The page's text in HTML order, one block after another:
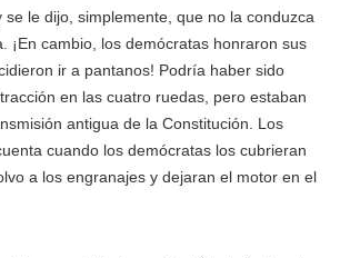
le dijo, simplemente, que no la conduzca
¡En cambio, los demócratas honraron sus
ir a pantanos! Podría haber sido
en las cuatro ruedas, pero estaban
antigua de la Constitución. Los
cuando los demócratas los cubrieran
a los engranajes y dejaran el motor en el